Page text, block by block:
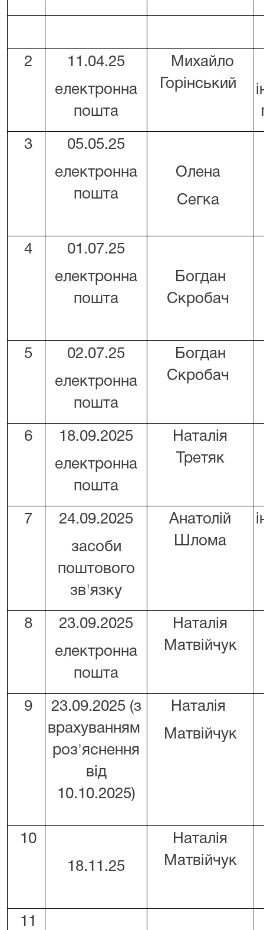
2
11.04.25
електронна
пошта
Михайло
Горінський
3
05.05.25
електронна
пошта
Олена
Сегка
4
01.07.25
електронна
пошта
Богдан
Скробач
5
02.07.25
електронна
пошта
Богдан
Скробач
6
18.09.2025
електронна
пошта
Наталія
Третяк
7
24.09.2025
засоби
поштового
зв'язку
Анатолій
Шлома
8
23.09.2025
електронна
пошта
Наталія
Матвійчук
9
23.09.2025 (з
врахуванням
роз'яснення
від
10.10.2025)
Наталія
Матвійчук
10
18.11.25
Наталія
Матвійчук
11